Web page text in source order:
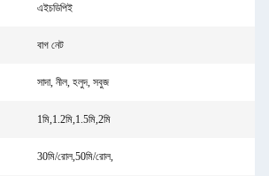
এইচডিপিই
বাগ নেট
সাদা, নীল, হলুদ, সবুজ
1মি,1.2মি,1.5মি,2মি
30মি/রোল,50মি/রোল,